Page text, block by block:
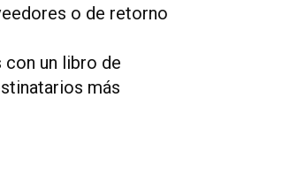
o de retorno
un libro de
más